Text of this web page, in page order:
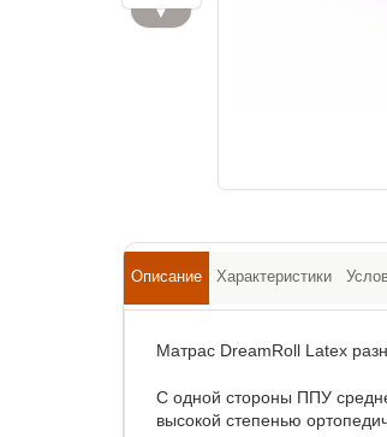
▼
Описание Характеристики
Матрас DreamRoll Latex
С одной стороны ППУ
высокой степенью